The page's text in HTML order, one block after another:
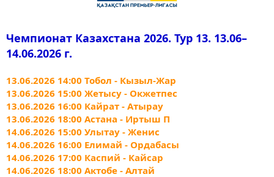
Чемпионат Казахстана 2026. Тур 13. 13.06–
14.06.2026 г.
13.06.2026 14:00 Тобол - Кызыл-Жар
13.06.2026 15:00 Жетысу - Окжетпес
13.06.2026 16:00 Кайрат - Атырау
13.06.2026 18:00 Астана - Иртыш П
14.06.2026 15:00 Улытау - Женис
14.06.2026 16:00 Елимай - Ордабасы
14.06.2026 17:00 Каспий - Кайсар
14.06.2026 18:00 Актобе - Алтай